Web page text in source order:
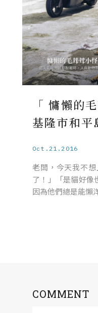
「 慵懶的
基隆市和平
Oct.21.2016
老闆，今天我不
了！」「是貓好像
因為他們總是能
COMMENT